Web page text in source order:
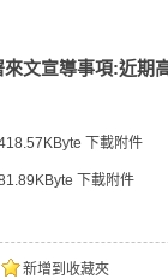
來文宣導事項:近期
下載附件
下載附件
新增到收藏夾